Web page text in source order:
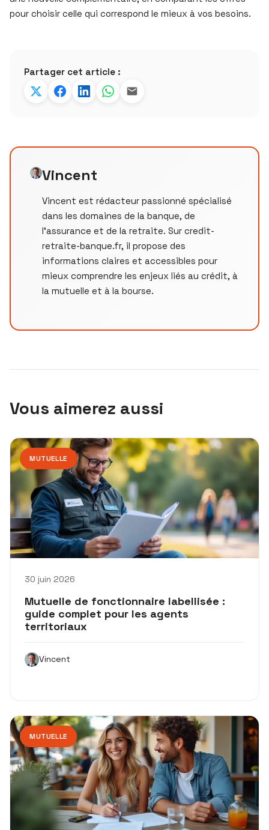
pour choisir celle qui correspond le mieux à vos besoins.
Partager cet article :
Vincent
Vincent est rédacteur passionné spécialisé
dans les domaines de la banque, de
l'assurance et de la retraite. Sur credit-
retraite-banque.fr, il propose des
informations claires et accessibles pour
mieux comprendre les enjeux liés au crédit, à
la mutuelle et à la bourse.
Vous aimerez aussi
MUTUELLE
30 juin 2026
Mutuelle de fonctionnaire labellisée :
guide complet pour les agents
territoriaux
Vincent
MUTUELLE